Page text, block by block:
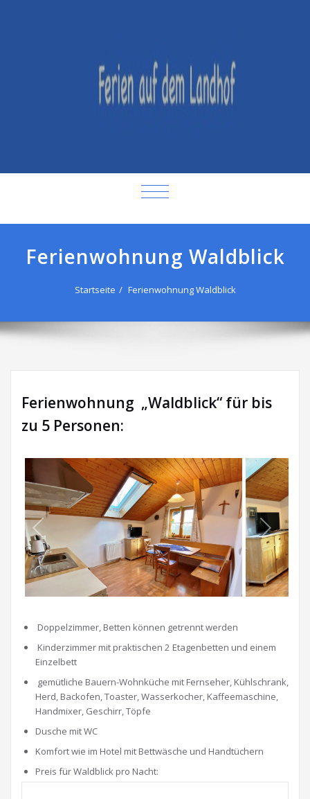
SCHALTE NAVIGATION
Ferienwohnung Waldblick
Startseite Ferienwohnung Waldblick
Ferienwohnung „Waldblick“ für bis
zu 5 Personen:
Doppelzimmer, Betten können getrennt werden
Kinderzimmer mit praktischen 2 Etagenbetten und einem
Einzelbett
gemütliche Bauern-Wohnküche mit Fernseher, Kühlschrank,
Herd, Backofen, Toaster, Wasserkocher, Kaffeemaschine,
Handmixer, Geschirr, Töpfe
Dusche mit WC
Komfort wie im Hotel mit Bettwäsche und Handtüchern
Preis für Waldblick pro Nacht: